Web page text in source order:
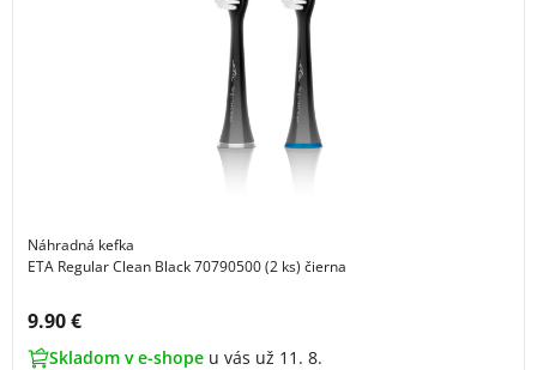
Náhradná kefka
ETA Regular Clean Black 70790500 (2 ks) čierna
Cena s DPH:
9.90 €
Skladom v e-shope u vás už 11. 8.